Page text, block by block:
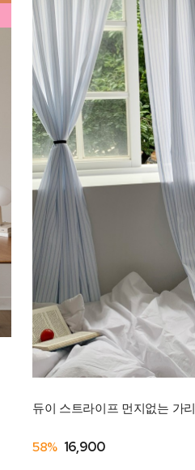
듀이 스트라이프 먼지없는 가
58% 16,900